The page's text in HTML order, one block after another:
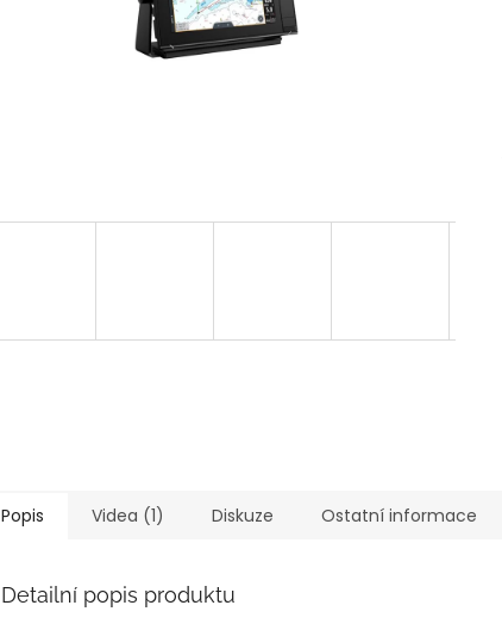
Popis Videa (1) Diskuze Ostatní informace
Detailní popis produktu